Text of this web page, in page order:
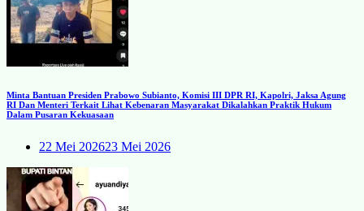
Minta Bantuan Presiden Prabowo Subianto, Komisi III DPR RI, Kapolri, Jaksa Agung
RI Dan Menteri Terkait Lihat Kebenaran Masyarakat Dikalahkan Praktik Hukum
Dalam Pusaran Kekuasaan
22 Mei 202623 Mei 2026